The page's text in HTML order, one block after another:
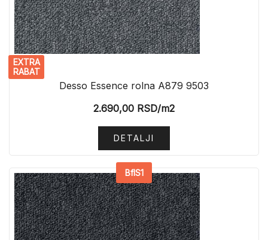
EXTRA
RABAT
Desso Essence rolna A879 9503
2.690,00 RSD/m2
DETALJI
BflS1